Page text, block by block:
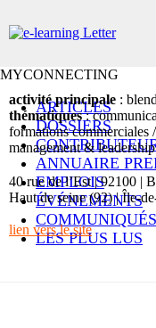
ARTICLES
DOSSIERS
ANNUAIRE
EMPLOIS
ÉVÉNEMENTS
COMMUNIQUÉS
LES PLUS LUS
MYCONNECTING
activité principale :
thématiques:
formations commerciales
management & leadership
40 rue de l’Est | 92100 |
Haut de seine (92) | Île-
lien vers le site